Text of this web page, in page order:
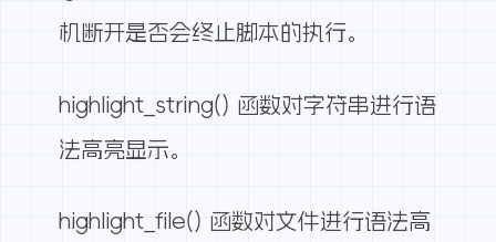
机断开是否会终止脚本的执行。
highlight_string() 函数对字符串进行语
法高亮显示。
highlight_file() 函数对文件进行语法高